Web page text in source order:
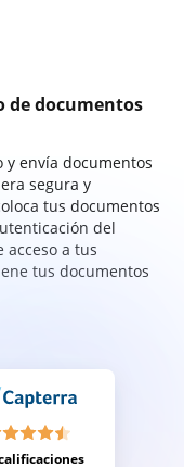
de documentos
y envía documentos
segura y
tus documentos
del
a tus
tus documentos